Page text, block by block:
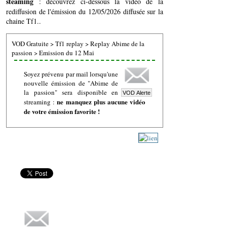
rediffusion de l'émission du 12/05/2026 diffusée sur la
chaine Tf1..
VOD Gratuite>Tf1 replay >Replay Abime de la
passion >Emission du 12 Mai
Soyez prévenu par mail lorsqu'une
nouvelle émission de "Abime de
la passion" sera disponible en
streaming :ne manquez plus aucune vidéo
de votre émission favorite !